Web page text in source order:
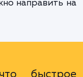
сайта